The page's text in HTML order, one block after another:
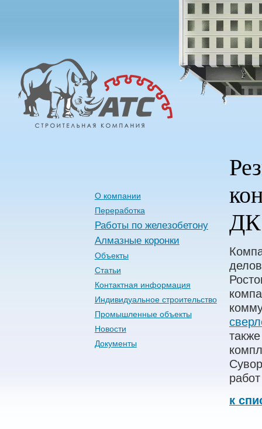
О компании
Переработка
Работы по железобетону
Алмазные коронки
Объекты
Статьи
Контактная информация
Индивидуальное строительство
Промышленные объекты
Новости
Документы
ДК
к